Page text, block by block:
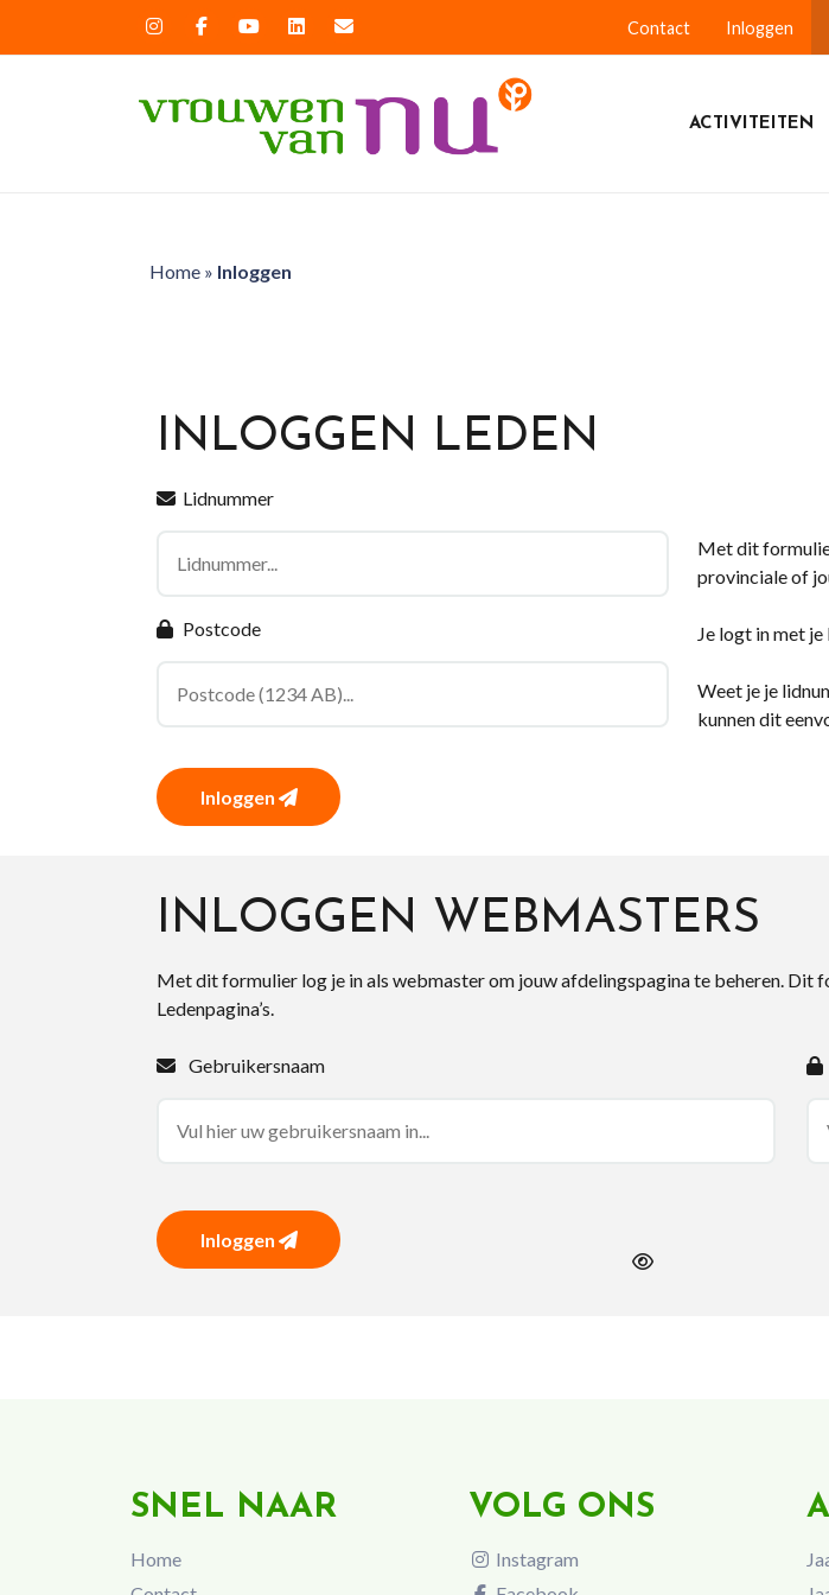
Contact Inloggen
ACTIVITEITEN
Home» Inloggen
INLOGGEN LEDEN
Lidnummer
Postcode
Inloggen
Met dit
provinciale of
Je logt in met
Weet je je
kunnen dit
INLOGGEN WEBMASTERS
Met dit formulier log je in als webmaster om jouw afdelingspagina te beheren.
Ledenpagina’s.
Gebruikersnaam
Inloggen
SNEL NAAR
Home
VOLG ONS
Instagram